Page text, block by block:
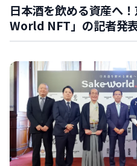
日本酒を飲める資産へ
World NFT」の記者発